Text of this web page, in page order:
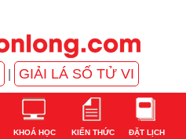
GIẢI LÁ SỐ TỬ VI
KHOÁ HỌC KIẾN THỨC ĐẶT LỊCH